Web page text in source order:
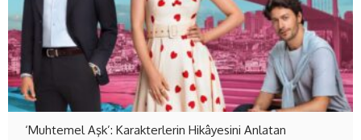
‘Muhtemel Aşk’: Karakterlerin Hikâyesini Anlatan